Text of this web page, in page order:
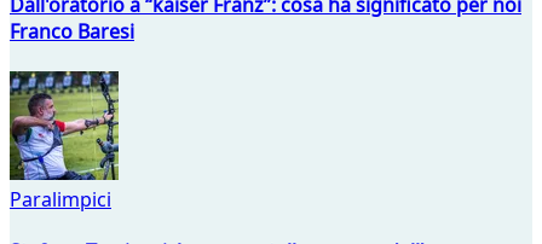
Dall'oratorio a “kaiser Franz”: cosa ha significato per noi
Franco Baresi
Paralimpici